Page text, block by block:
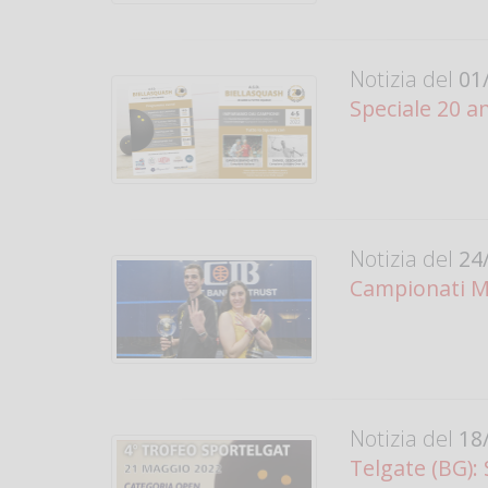
Notizia del
Speciale 20
Notizia del
Campionati
Notizia del
Telgate (BG):